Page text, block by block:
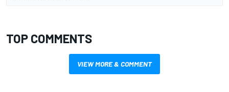
TOP COMMENTS
VIEW MORE & COMMENT